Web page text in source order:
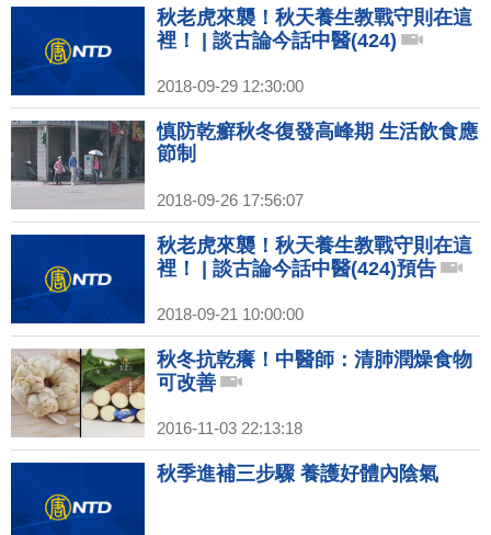
秋老虎來襲！秋天養生教戰守則在這
裡！ | 談古論今話中醫(424)
2018-09-29 12:30:00
慎防乾癬秋冬復發高峰期 生活飲食應
節制
2018-09-26 17:56:07
秋老虎來襲！秋天養生教戰守則在這
裡！ | 談古論今話中醫(424)預告
2018-09-21 10:00:00
秋冬抗乾癢！中醫師：清肺潤燥食物
可改善
2016-11-03 22:13:18
秋季進補三步驟 養護好體內陰氣